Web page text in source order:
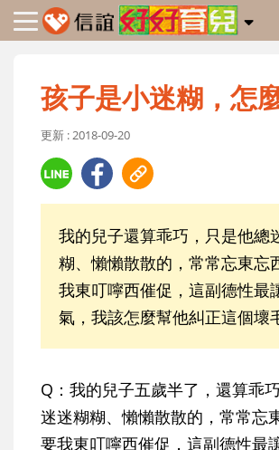
孩子是小迷糊，怎
更新 : 2018-09-20
我的兒子還算乖巧，只是他總
糊、懶懶散散的，常常忘東忘
我東叮嚀西催促，這副德性最
氣，我該怎麼幫他糾正這個壞
Q： 我的兒子五歲半了，還算乖
迷迷糊糊、懶懶散散的，常常忘
要我東叮嚀西催促，這副德性最